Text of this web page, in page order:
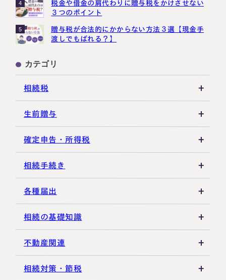
4
税金や借金の肩代わりに贈与税をかけさせない
３つのポイント
5
贈与税が合法的にかからない方法３選【現金手
渡しでもばれる？】
カテゴリ
相続税
相続税の基礎知識
税務調査・申告実務
各種控除・特例
生前贈与
贈与税の基礎知識
贈与の特例制度
生前贈与
その他贈与関連
確定申告・所得税
譲渡所得
その他所得税
相続手続き
遺言書
遺留分
遺産分割
相続登記・名義変更
各種届出
税金の納付
死亡届・届出関連
延納・物納
相続の基礎知識
法定相続人・法定相続分
相続財産
不動産関連
建物・マンション評価
相続対策・節税